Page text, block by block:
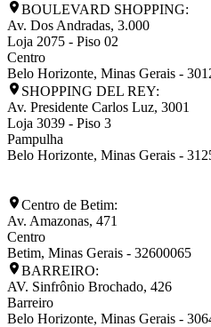
BOULEVARD SHOPPING:
Av. Dos Andradas, 3.000
Loja 2075 - Piso 02
Centro
Belo Horizonte, Minas Gerais -
SHOPPING DEL REY:
Av. Presidente Carlos Luz, 3001
Loja 3039 - Piso 3
Pampulha
Belo Horizonte, Minas Gerais -
Centro de Betim:
Av. Amazonas, 471
Centro
Betim, Minas Gerais - 32600065
BARREIRO:
AV. Sinfrônio Brochado, 426
Barreiro
Belo Horizonte, Minas Gerais -